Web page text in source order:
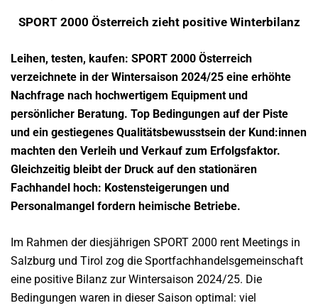
SPORT 2000 Österreich zieht positive Winterbilanz
Leihen, testen, kaufen: SPORT 2000 Österreich
verzeichnete in der Wintersaison 2024/25 eine erhöhte
Nachfrage nach hochwertigem Equipment und
persönlicher Beratung. Top Bedingungen auf der Piste
und ein gestiegenes Qualitätsbewusstsein der Kund:innen
machten den Verleih und Verkauf zum Erfolgsfaktor.
Gleichzeitig bleibt der Druck auf den stationären
Fachhandel hoch: Kostensteigerungen und
Personalmangel fordern heimische Betriebe.
Im Rahmen der diesjährigen SPORT 2000 rent Meetings in
Salzburg und Tirol zog die Sportfachhandelsgemeinschaft
eine positive Bilanz zur Wintersaison 2024/25. Die
Bedingungen waren in dieser Saison optimal: viel